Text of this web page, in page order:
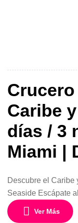
Crucero
Caribe
días / 3
Miami |
Descubre el Caribe
Seaside Escápate
de 4 días y 3
uno de los barcos
Ver Más